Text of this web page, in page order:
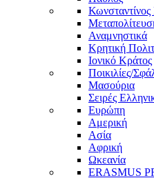
Αναμνηστικά
Κρητική
Ιονικό Κράτος
Ποικιλίες/
Μασούρια
Σειρές
Ευρώπη
Αμερική
Ασία
Αφρική
Ωκεανία
ERASMUS